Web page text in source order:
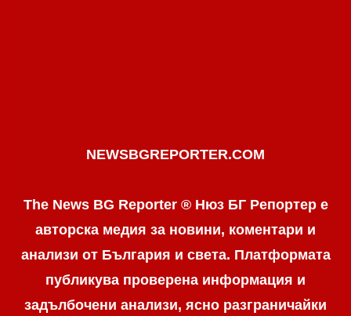
NEWSBGREPORTER.COM
The News BG Reporter ® Нюз БГ Репортер е
авторска медия за новини, коментари и
анализи от България и света. Платформата
публикува проверена информация и
задълбочени анализи, ясно разграничaйки